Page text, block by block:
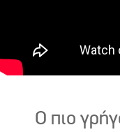
Ο πιο